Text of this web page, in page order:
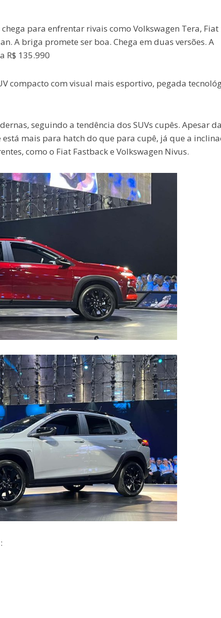
para enfrentar rivais como Volkswagen Tera, Fiat
. A briga promete ser boa. Chega em duas versões. A
R$ 135.990
compacto com visual mais esportivo, pegada
seguindo a tendência dos SUVs cupês. Apesar
mais para hatch do que para cupê, já que a
como o Fiat Fastback e Volkswagen Nivus.